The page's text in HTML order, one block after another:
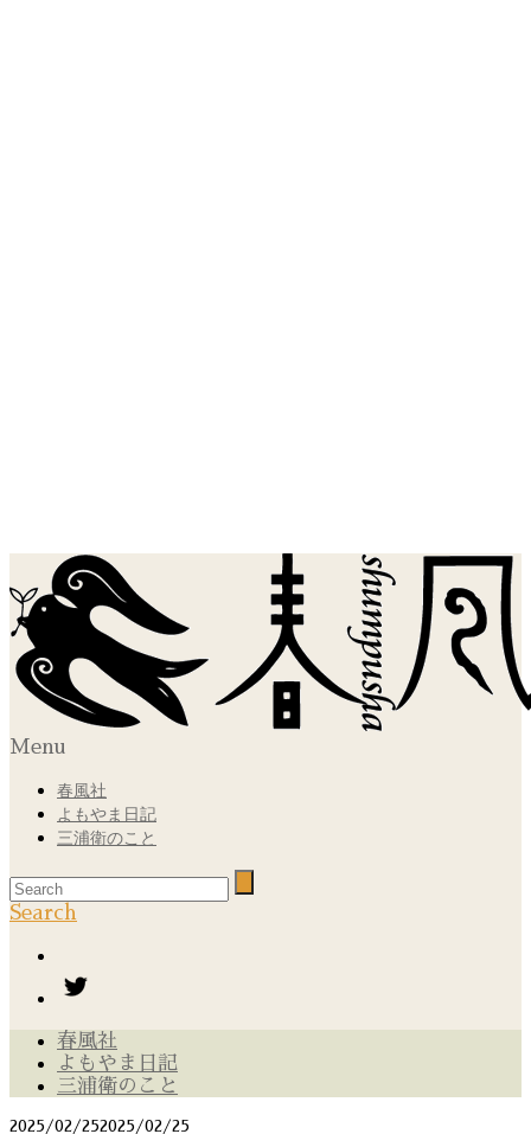
Menu
春風社
よもやま日記
三浦衛のこと
Search
春風社
よもやま日記
三浦衛のこと
2025/02/252025/02/25